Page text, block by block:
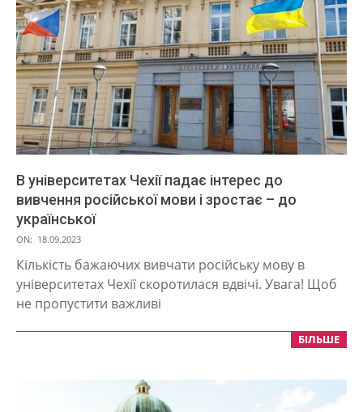
В університетах Чехії падає інтерес до
вивчення російської мови і зростає – до
української
2023-
09-
ON: 18.09.2023
Кількість бажаючих вивчати російську мову в
університетах Чехії скоротилася вдвічі. Увага! Щоб
не пропустити важливі
БІЛЬШЕ